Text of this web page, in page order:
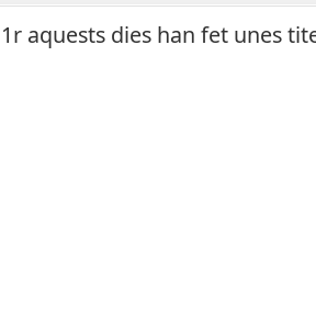
aquests dies han fet unes